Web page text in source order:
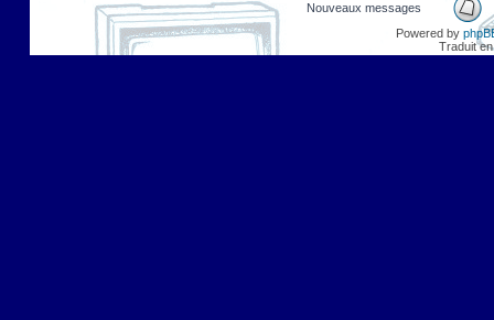
Nouveaux messages
Powered by
Traduit